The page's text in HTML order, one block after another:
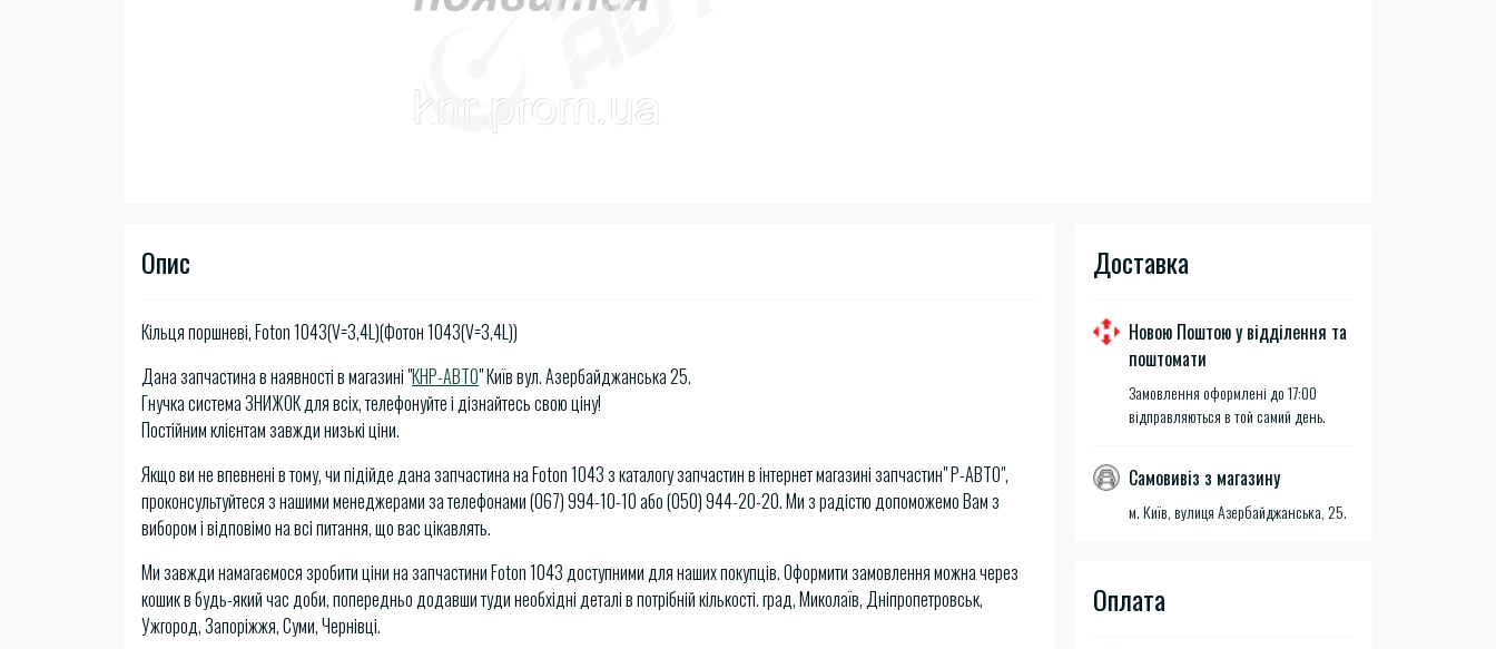
Доставка
Новою Поштою у відділення та
поштомати
Замовлення оформлені до 17:00
відправляються в той самий день.
Самовивіз з магазину
м. Київ, вулиця Азербайджанська, 25.
Оплата
Опис
Кільця поршневі, Foton 1043(V=3,4L)(Фотон 1043(V=3,4L))
Дана запчастина в наявності в магазині "КНР-АВТО" Київ вул. Азербайджанська 25.
Гнучка система ЗНИЖОК для всіх, телефонуйте і дізнайтесь свою ціну!
Постійним клієнтам завжди низькі ціни.
Якщо ви не впевнені в тому, чи підійде дана запчастина на Foton 1043 з каталогу запчастин в інтернет магазині запчастин" Р-АВТО",
проконсультуйтеся з нашими менеджерами за телефонами (067) 994-10-10 або (050) 944-20-20. Ми з радістю допоможемо Вам з
вибором і відповімо на всі питання, що вас цікавлять.
Ми завжди намагаємося зробити ціни на запчастини Foton 1043 доступними для наших покупців. Оформити замовлення можна через
кошик в будь-який час доби, попередньо додавши туди необхідні деталі в потрібній кількості. град, Миколаїв, Дніпропетровськ,
Ужгород, Запоріжжя, Суми, Чернівці.